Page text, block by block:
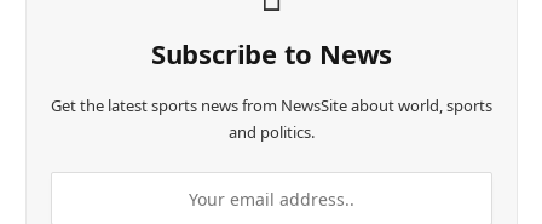
Subscribe to News
Get the latest sports news from NewsSite about world, sports
and politics.